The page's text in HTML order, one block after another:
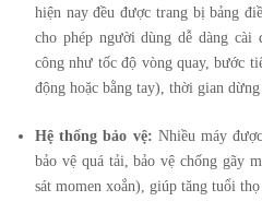
hiện nay đều được trang bị bảng
cho phép người dùng dễ dàng cài
công như tốc độ vòng quay, bước
động hoặc bằng tay), thời gian
Hệ thống bảo vệ: Nhiều máy
bảo vệ quá tải, bảo vệ chống gãy
sát momen xoắn), giúp tăng tuổi